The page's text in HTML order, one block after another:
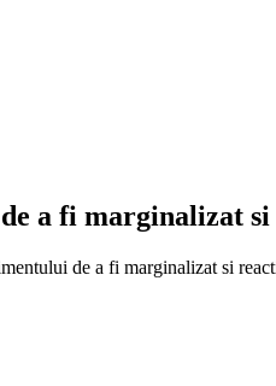
a fi marginalizat
de a fi marginalizat si